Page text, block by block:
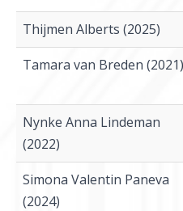
Thijmen Alberts (2025)
Tamara van Breden (2021)
Nynke Anna Lindeman
(2022)
Simona Valentin Paneva
(2024)